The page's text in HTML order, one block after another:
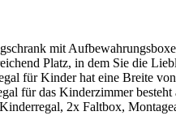
mit
Platz, in dem Sie die
für Kinder hat eine Breite
für das Kinderzimmer besteht
2x Faltbox,